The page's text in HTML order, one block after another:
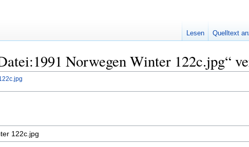
Norwegen Winter 122c.jpg“
Lesen Quelltext